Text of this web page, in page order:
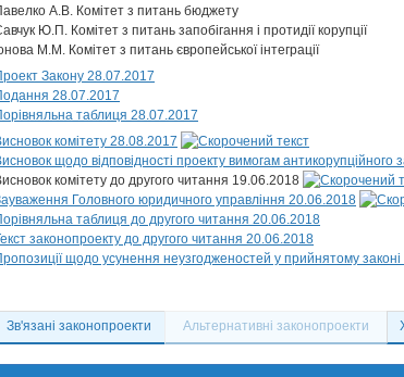
А.В. Комітет з питань бюджету
Ю.П. Комітет з питань запобігання і протидії корупції
М.М. Комітет з питань європейської інтеграції
Закону 28.07.2017
28.07.2017
таблиця 28.07.2017
комітету 28.08.2017
щодо відповідності проекту вимогам антикорупційного
комітету до другого читання 19.06.2018
Головного юридичного управління 20.06.2018
таблиця до другого читання 20.06.2018
законопроекту до другого читання 20.06.2018
щодо усунення неузгодженостей у прийнятому
Зв'язані законопроекти Альтернативні законопроекти